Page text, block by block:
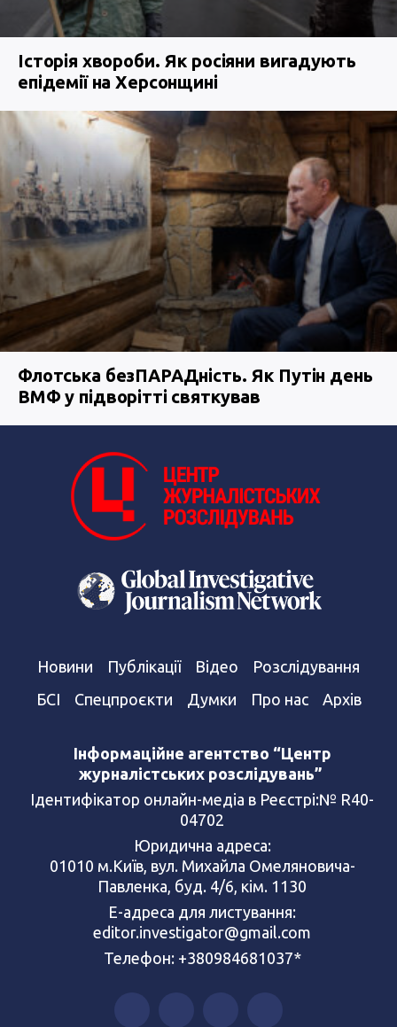
Історія хвороби. Як росіяни вигадують
епідемії на Херсонщині
Флотська безПАРАДність. Як Путін день
ВМФ у підворітті святкував
Новини Публікації Відео
Розслідування
БСІ
Спецпроєкти Думки Про нас Архів
Інформаційне агентство “Центр
журналістських розслідувань”
Ідентифікатор онлайн-медіа в Реєстрі:№ R40-
04702
Юридична адреса:
01010 м.Київ, вул. Михайла Омеляновича-
Павленка, буд. 4/6, кім. 1130
Е-адреса для листування:
editor.investigator@gmail.com
Телефон: +380984681037*